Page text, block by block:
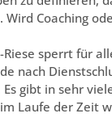
Coaching
sperrt für
nach
gibt in sehr
Laufe der Zeit